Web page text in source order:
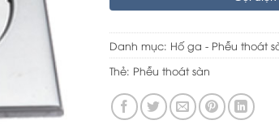
Danh mục: Hố ga - Phễu thoát
Thẻ: Phễu thoát sàn